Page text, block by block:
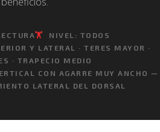
🏋️
NIVEL: TODOS
Y LATERAL · TERES MAYOR ·
· TRAPECIO MEDIO
CON AGARRE MUY ANCHO —
LATERAL DEL DORSAL